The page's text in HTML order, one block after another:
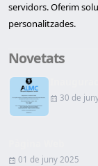
servidors. Oferim
personalitzades.
Novetats
30 de
01 de juny 2025